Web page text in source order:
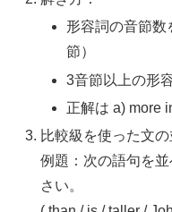
形容詞の音節数
節）
3音節以上の形
正解は a) more
比較級を使った文
例題：次の語句を
さい。